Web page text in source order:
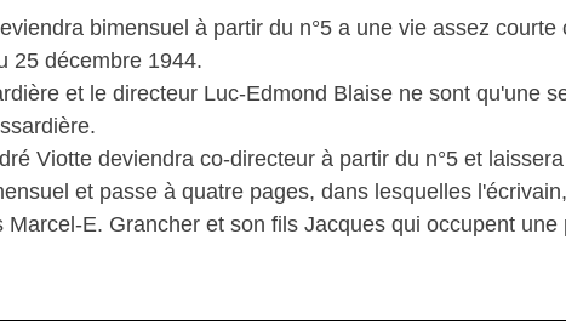
bimensuel à partir du n°5 a une vie assez
25 décembre 1944.
et le directeur Luc-Edmond Blaise ne sont qu'une
Viotte deviendra co-directeur à partir du n°5 et
et passe à quatre pages, dans lesquelles
Marcel-E. Grancher et son fils Jacques qui occupent